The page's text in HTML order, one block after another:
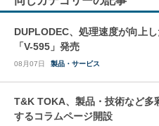
DUPLODEC、処理速度が向上
「V-595」発売
08月07日 製品・サービス
T&K TOKA、製品・技術など多
するコラムページ開設